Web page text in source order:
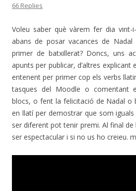
66 Replies
Voleu saber què vàrem fer dia vint-
abans de posar vacances de
primer de batxillerat? Doncs, uns
apunts per publicar, d’altres explicant
entenent per primer cop els verbs
tasques del Moodle o comentant
blocs, o fent la felicitació de Nadal o
en llatí per demostrar que som
ser diferent pot tenir premi. Al final
ser espectacular i si no us ho creieu.